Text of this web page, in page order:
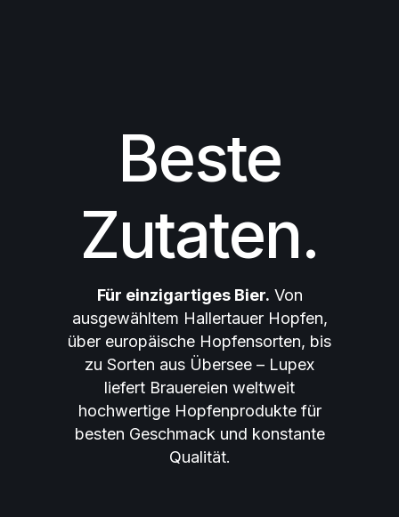
Beste
Zutaten.
Für einzigartiges Bier. Von
ausgewähltem Hallertauer Hopfen,
über europäische Hopfensorten, bis
zu Sorten aus Übersee – Lupex
liefert Brauereien weltweit
hochwertige Hopfenprodukte für
besten Geschmack und konstante
Qualität.